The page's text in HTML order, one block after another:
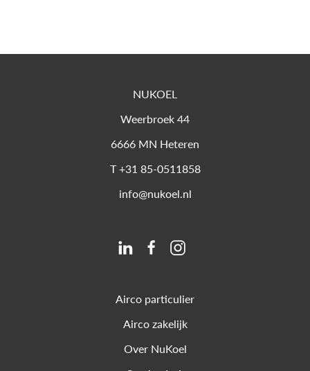
NUKOEL
Weerbroek 44
6666 MN Heteren
T+31 85-0511858
info@nukoel.nl
Airco particulier
Airco zakelijk
Over NuKoel